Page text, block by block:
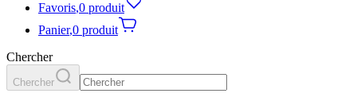
Favoris,0 produit
Panier,0 produit
Chercher
Chercher